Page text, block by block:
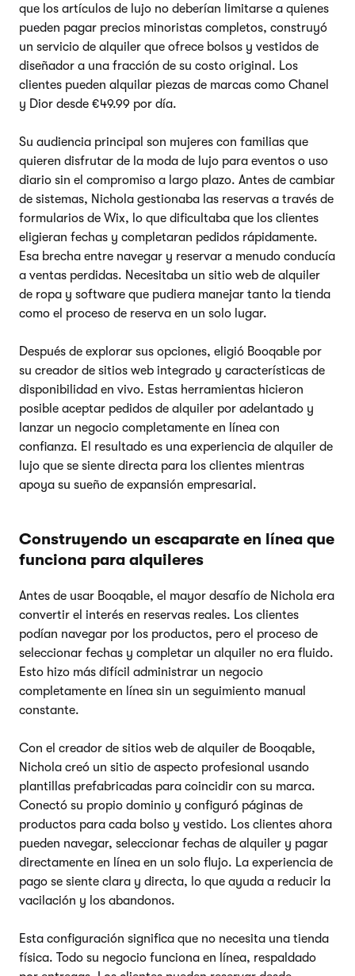
que los artículos de lujo no deberían limitarse a quienes
pueden pagar precios minoristas completos, construyó
un servicio de alquiler que ofrece bolsos y vestidos de
diseñador a una fracción de su costo original. Los
clientes pueden alquilar piezas de marcas como Chanel
y Dior desde €49.99 por día.
Su audiencia principal son mujeres con familias que
quieren disfrutar de la moda de lujo para eventos o uso
diario sin el compromiso a largo plazo. Antes de cambiar
de sistemas, Nichola gestionaba las reservas a través de
formularios de Wix, lo que dificultaba que los clientes
eligieran fechas y completaran pedidos rápidamente.
Esa brecha entre navegar y reservar a menudo conducía
a ventas perdidas. Necesitaba un sitio web de alquiler
de ropa y software que pudiera manejar tanto la tienda
como el proceso de reserva en un solo lugar.
Después de explorar sus opciones, eligió Booqable por
su creador de sitios web integrado y características de
disponibilidad en vivo. Estas herramientas hicieron
posible aceptar pedidos de alquiler por adelantado y
lanzar un negocio completamente en línea con
confianza. El resultado es una experiencia de alquiler de
lujo que se siente directa para los clientes mientras
apoya su sueño de expansión empresarial.
Construyendo un escaparate en línea que
funciona para alquileres
Antes de usar Booqable, el mayor desafío de Nichola era
convertir el interés en reservas reales. Los clientes
podían navegar por los productos, pero el proceso de
seleccionar fechas y completar un alquiler no era fluido.
Esto hizo más difícil administrar un negocio
completamente en línea sin un seguimiento manual
constante.
Con el creador de sitios web de alquiler de Booqable,
Nichola creó un sitio de aspecto profesional usando
plantillas prefabricadas para coincidir con su marca.
Conectó su propio dominio y configuró páginas de
productos para cada bolso y vestido. Los clientes ahora
pueden navegar, seleccionar fechas de alquiler y pagar
directamente en línea en un solo flujo. La experiencia de
pago se siente clara y directa, lo que ayuda a reducir la
vacilación y los abandonos.
Esta configuración significa que no necesita una tienda
física. Todo su negocio funciona en línea, respaldado